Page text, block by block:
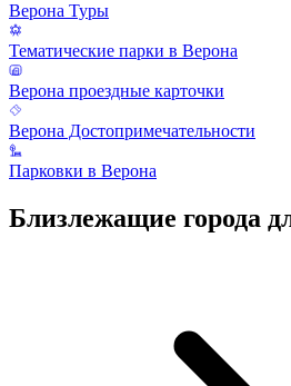
Верона Туры
Тематические парки в Верона
Верона проездные карточки
Верона Достопримечательности
Парковки в Верона
Близлежащие города